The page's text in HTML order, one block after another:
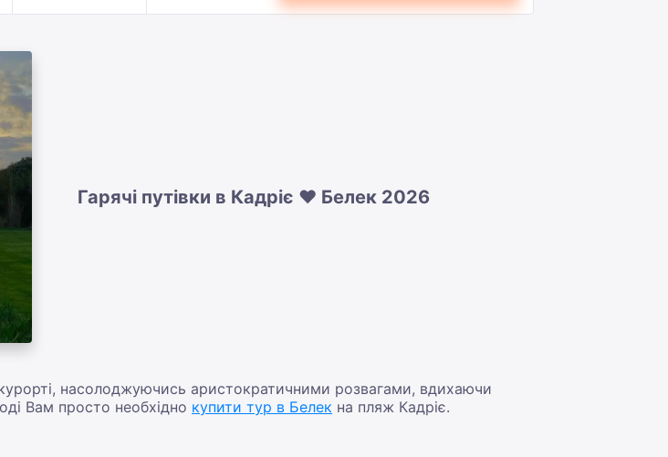
Гарячі путівки в Кадріє ❤️ Белек 2026
насолоджуючись аристократичними розвагами, вдихаючи
Вам просто необхідно купити тур в Белек на пляж Кадріє.